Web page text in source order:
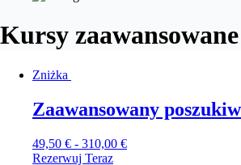
Kursy zaawansowane
Zniżka
Zaawansowany
49,50 € - 310,00 €
Rezerwuj Teraz